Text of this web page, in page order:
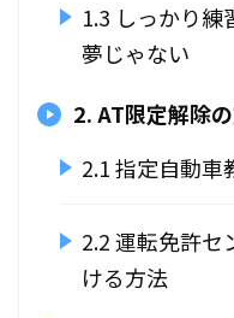
1.3 しっかり練
夢じゃない
2. AT限定解除
2.1 指定自動
2.2 運転免許セ
ける方法